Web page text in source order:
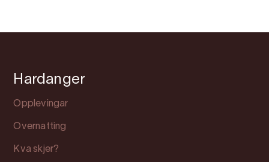
Hardanger
Opplevingar
Overnatting
Kva skjer?